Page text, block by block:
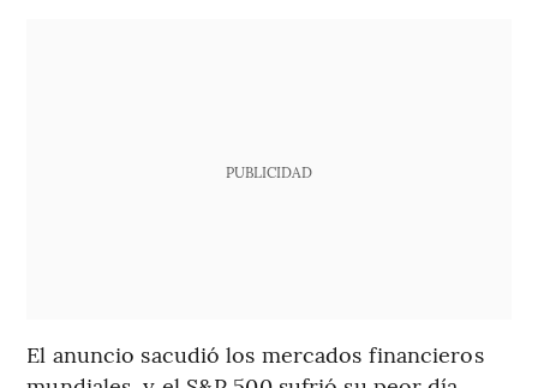
PUBLICIDAD
El anuncio sacudió los mercados financieros